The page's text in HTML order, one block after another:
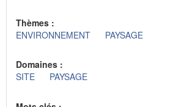
Thèmes :
ENVIRONNEMENT
PAYSAGE
Domaines :
SITE
PAYSAGE